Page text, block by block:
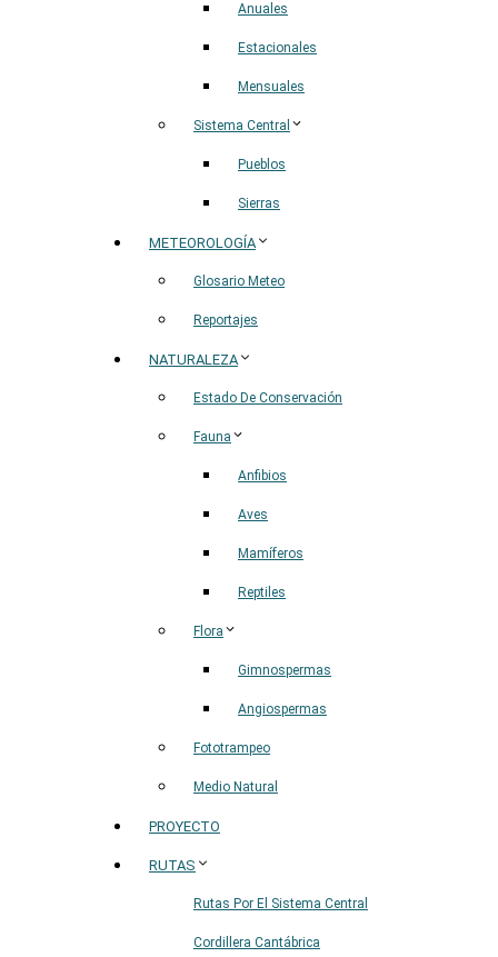
Anuales
Estacionales
Mensuales
Sistema Central
Pueblos
Sierras
METEOROLOGÍA
Glosario Meteo
Reportajes
NATURALEZA
Estado De Conservación
Fauna
Anfibios
Aves
Mamíferos
Reptiles
Flora
Gimnospermas
Angiospermas
Fototrampeo
Medio Natural
PROYECTO
RUTAS
Rutas Por El Sistema Central
Cordillera Cantábrica